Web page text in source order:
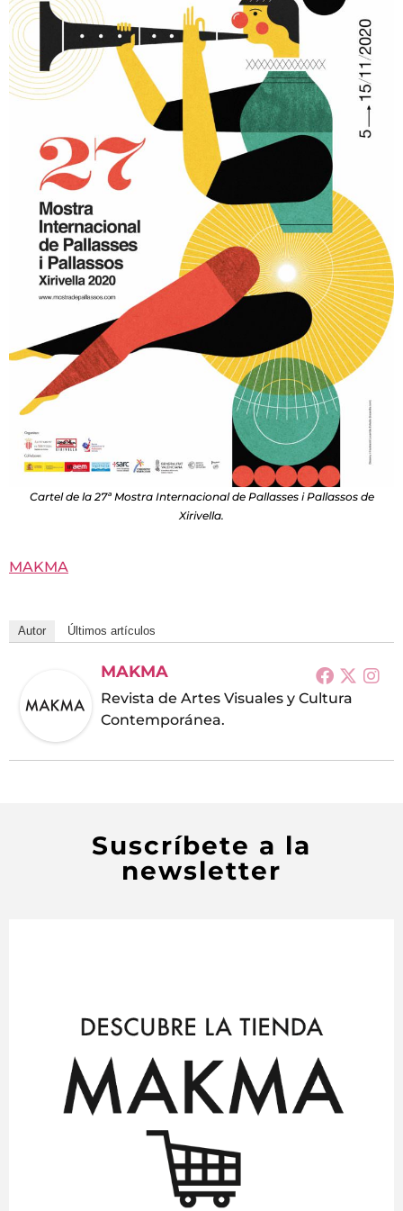
Cartel de la 27ª Mostra Internacional de Pallasses i Pallassos de
Xirivella.
MAKMA
Autor Últimos artículos
MAKMA
Revista de Artes Visuales y Cultura
Contemporánea.
Suscríbete a la
newsletter